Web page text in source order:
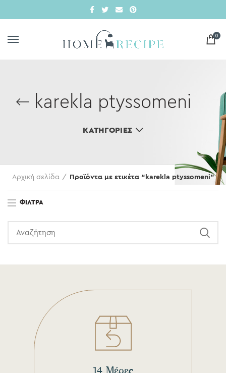
0
karekla ptyssomeni
ΚΑΤΗΓΟΡΊΕΣ
Αρχική σελίδα Προϊόντα με ετικέτα “karekla ptyssomeni”
ΦΊΛΤΡΑ
14 Μέρες